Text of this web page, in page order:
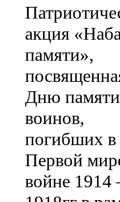
акция
памяти»,
Дню памяти
воинов,
погибших в
Первой
войне 1914